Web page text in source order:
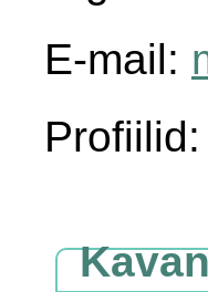
E-mail:
Profiilid: